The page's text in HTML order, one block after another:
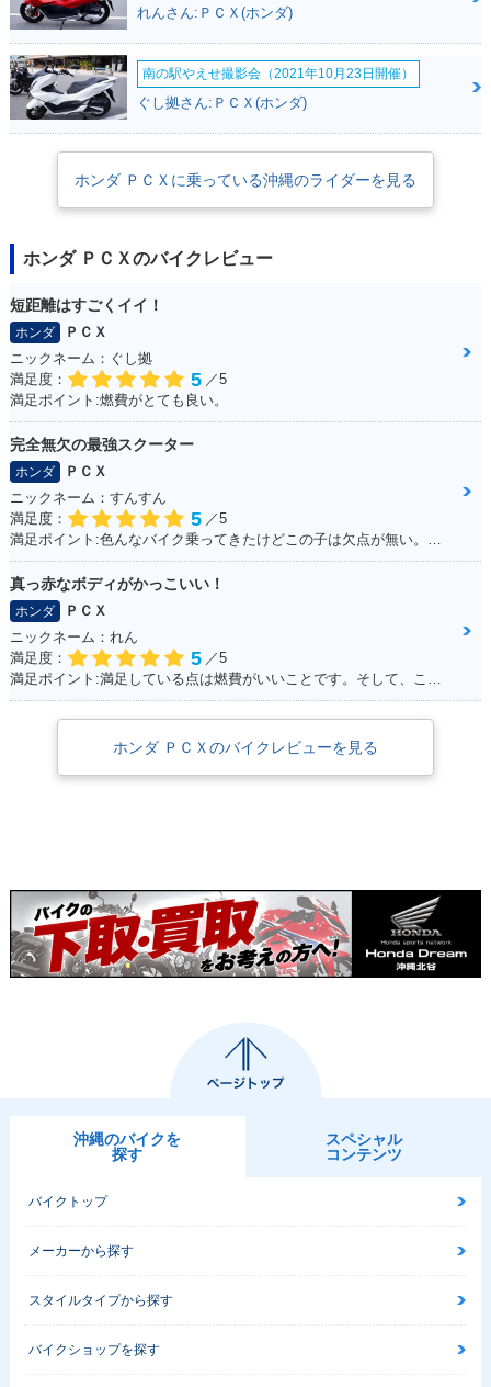
2016年 PCX Speci
al Edition・特別・
限定仕様
2016年 PCX・カラ
ーチェンジ
2015年 PCX・カラ
ーチェンジ
モデルチェンジ
al Edition・特別・
2010年 PCX・新登
場
れんさん:ＰＣＸ(ホンダ)
南の駅やえせ撮影会（2021年10月23日開催）
ぐし拠さん:ＰＣＸ(ホンダ)
ホンダ ＰＣＸに乗っている沖縄のライダーを見る
ホンダ ＰＣＸのバイクレビュー
短距離はすごくイイ！
ホンダ
ＰＣＸ
ニックネーム：ぐし拠
満足度：
5 ／5
満足ポイント:燃費がとても良い。
完全無欠の最強スクーター
ホンダ
ＰＣＸ
ニックネーム：すんすん
満足度：
5 ／5
真っ赤なボディがかっこいい！
ホンダ
ＰＣＸ
ニックネーム：れん
満足度：
5 ／5
ホンダ ＰＣＸのバイクレビューを見る
沖縄のバイクを
探す
スペシャル
コンテンツ
バイクトップ
メーカーから探す
スタイルタイプから探す
バイクショップを探す